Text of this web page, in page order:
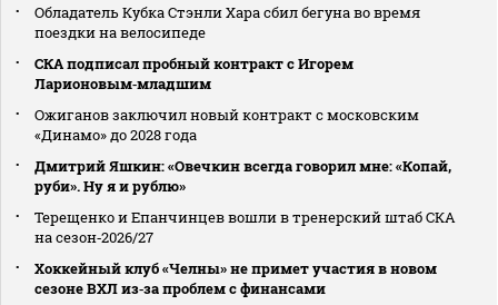
Обладатель Кубка Стэнли Хара сбил бегуна во время
поездки на велосипеде
СКА подписал пробный контракт с Игорем
Ларионовым‑младшим
Ожиганов заключил новый контракт с московским
«Динамо» до 2028 года
Дмитрий Яшкин: «Овечкин всегда говорил мне: «Копай,
руби». Ну я и рублю»
Терещенко и Епанчинцев вошли в тренерский штаб СКА
на сезон‑2026/27
Хоккейный клуб «Челны» не примет участия в новом
сезоне ВХЛ из‑за проблем с финансами